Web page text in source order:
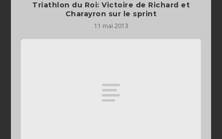
Triathlon du Roi: Victoire de Richard et
Charayron sur le sprint
11 mai 2013